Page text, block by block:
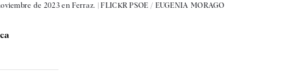
de 2023 en Ferraz. |FLICKR PSOE / EUGENIA MORAGO